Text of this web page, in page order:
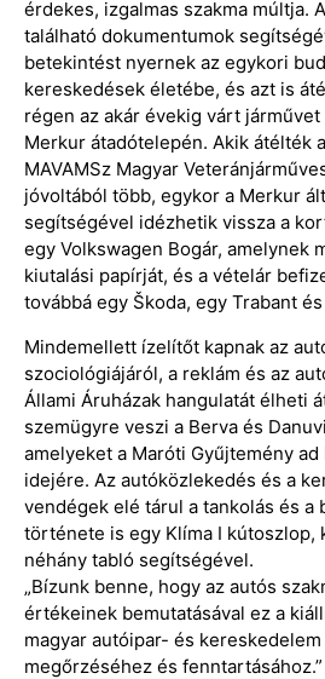
érdekes, izgalmas szakma múltja.
található dokumentumok
betekintést nyernek az egykori
kereskedések életébe, és azt is
régen az akár évekig várt
Merkur átadótelepén. Akik átélték
MAVAMSz Magyar
jóvoltából több, egykor a Merkur
segítségével idézhetik vissza a
egy Volkswagen Bogár, amelynek
kiutalási papírját, és a vételár
továbbá egy Škoda, egy Trabant
Mindemellett ízelítőt kapnak az
szociológiájáról, a reklám és az
Állami Áruházak hangulatát élheti
szemügyre veszi a Berva és
amelyeket a Maróti Gyűjtemény
idejére. Az autóközlekedés és a
vendégek elé tárul a tankolás és a
története is egy Klíma I kútoszlop,
néhány tabló segítségével.
„Bízunk benne, hogy az autós
értékeinek bemutatásával ez a
magyar autóipar- és
megőrzéséhez és